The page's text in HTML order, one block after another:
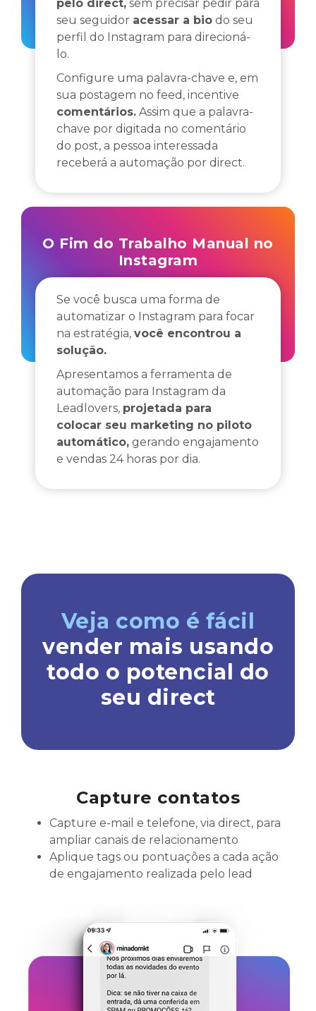
pelo direct, sem precisar pedir para
seu seguidor acessar a bio do seu
perfil do Instagram para direcioná-
lo.
Configure uma palavra-chave e, em
sua postagem no feed, incentive
comentários. Assim que a palavra-
chave por digitada no comentário
do post, a pessoa interessada
receberá a automação por direct.
O Fim do Trabalho Manual no
Instagram
Se você busca uma forma de
automatizar o Instagram para focar
na estratégia, você encontrou a
solução.
Apresentamos a ferramenta de
automação para Instagram da
Leadlovers, projetada para
colocar seu marketing no piloto
automático, gerando engajamento
e vendas 24 horas por dia.
Veja como é fácil
vender mais usando
todo o potencial do
seu direct
Capture contatos
Capture e-mail e telefone, via direct, para
ampliar canais de relacionamento
Aplique tags ou pontuações a cada ação
de engajamento realizada pelo lead